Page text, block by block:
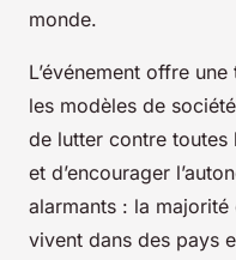
monde.
L’événement offre
les modèles de
de lutter contre
et d’encourager
alarmants : la
vivent dans des pays